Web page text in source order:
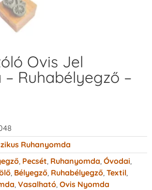
Ovis Jel
Ruhabélyegző –
Ruhanyomda
, Pecsét, Ruhanyomda, Óvodai,
, Bélyegző, Ruhabélyegző, Textil,
, Vasalható, Ovis Nyomda